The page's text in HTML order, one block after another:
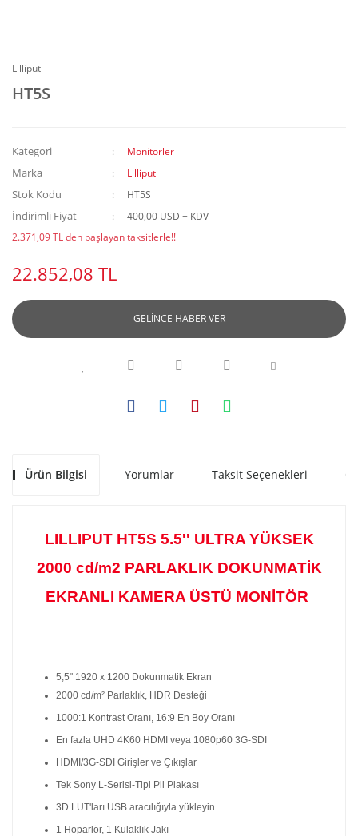
Lilliput
HT5S
Kategori Monitörler
Marka Lilliput
Stok Kodu HT5S
İndirimli Fiyat
400,00 USD + KDV
2.371,09 TL den başlayan taksitlerle!!
22.852,08 TL
GELİNCE HABER VER
Ürün Bilgisi Yorumlar Taksit Seçenekleri
LILLIPUT HT5S 5.5'' ULTRA YÜKSEK
2000 cd/m2 PARLAKLIK DOKUNMATİK
EKRANLI KAMERA ÜSTÜ MONİTÖR
5,5" 1920 x 1200 Dokunmatik Ekran
2000 cd/m² Parlaklık, HDR Desteği
1000:1 Kontrast Oranı, 16:9 En Boy Oranı
En fazla UHD 4K60 HDMI veya 1080p60 3G-SDI
HDMI/3G-SDI Girişler ve Çıkışlar
Tek Sony L-Serisi-Tipi Pil Plakası
3D LUT'ları USB aracılığıyla yükleyin
1 Hoparlör, 1 Kulaklık Jakı